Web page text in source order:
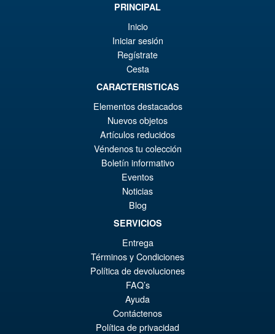
VORBESTELLUNGEN
Joy Toy Warhammer Age of
Sigmar Stormcast Eternals
The Blacktalons Shakana
Goldenblade
IN DEN WARENKORB
JoyToy Warhammer Age of
Sigmar Stormcast Eternals
The Blacktalons Lorai Child of
the Abyss
PRINCIPAL
Inicio
Iniciar sesión
Regístrate
Cesta
CARACTERISTICAS
Elementos destacados
Nuevos objetos
Artículos reducidos
Véndenos tu colección
Boletín informativo
Eventos
Noticias
Blog
SERVICIOS
Entrega
Términos y Condiciones
Política de devoluciones
FAQ’s
Ayuda
Contáctenos
Política de privacidad